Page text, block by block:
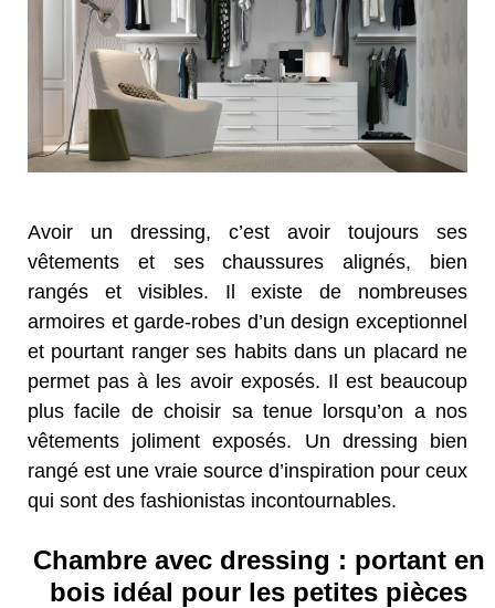
Avoir un dressing, c’est avoir toujours ses
vêtements et ses chaussures alignés, bien
rangés et visibles. Il existe de nombreuses
armoires et garde-robes d’un design exceptionnel
et pourtant ranger ses habits dans un placard ne
permet pas à les avoir exposés. Il est beaucoup
plus facile de choisir sa tenue lorsqu’on a nos
vêtements joliment exposés. Un dressing bien
rangé est une vraie source d’inspiration pour ceux
qui sont des fashionistas incontournables.
Chambre avec dressing : portant en
bois idéal pour les petites pièces